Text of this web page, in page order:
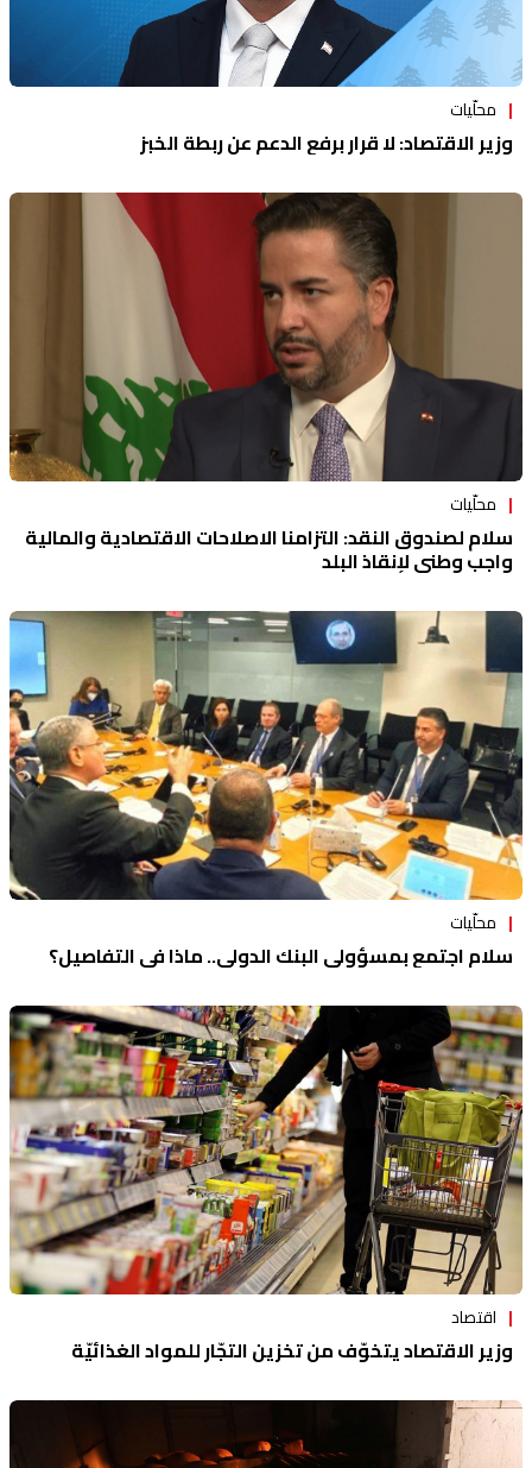
محلّيات
وزير الاقتصاد: لا قرار برفع الدعم عن ربطة الخبز
محلّيات
سلام لصندوق النقد: التزامنا الاصلاحات الاقتصادية والمالية
واجب وطني لإنقاذ البلد
محلّيات
سلام اجتمع بمسؤولي البنك الدولي.. ماذا في التفاصيل؟
اقتصاد
وزير الاقتصاد يتخوّف من تخزين التجّار للمواد الغذائيّة